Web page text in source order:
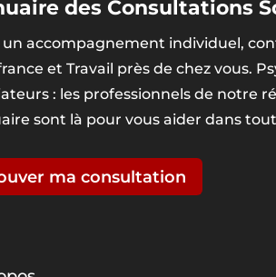
des Consultations
un accompagnement individuel,
et Travail près de chez vous.
: les professionnels de notre
sont là pour vous aider dans
ma consultation